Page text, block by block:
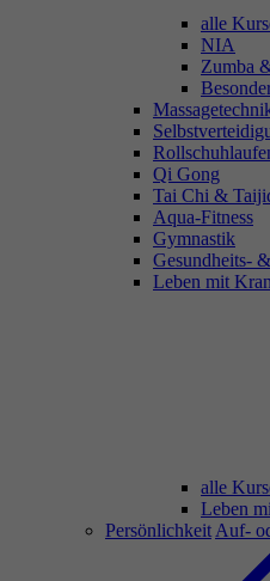
alle
NIA
Zumba
Qi Gong
Tai Chi &
Aqua-Fitness
Gymnastik
Gesundheits-
Leben mit
alle
Leben
Persönlichkeit Auf-